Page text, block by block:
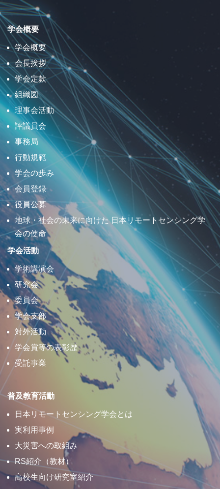
学会概要
学会概要
会長挨拶
学会定款
組織図
理事会活動
評議員会
事務局
行動規範
学会の歩み
会員登録
役員公募
地球・社会の未来に向けた 日本リモートセンシング学
会の使命
学会活動
学術講演会
研究会
委員会
学会支部
対外活動
学会賞等の表彰歴
受託事業
普及教育活動
日本リモートセンシング学会とは
実利用事例
大災害への取組み
RS紹介（教材）
高校生向け研究室紹介